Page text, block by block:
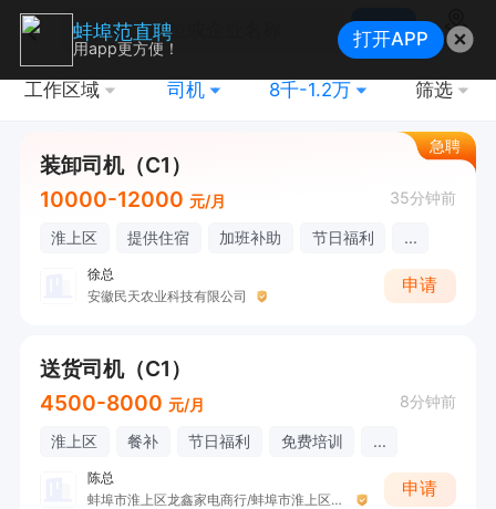
搜索
地图
工作区域 司机 8千-1.2万 筛选
急聘
装卸司机（C1）
10000-12000 元/月 35分钟前
淮上区 提供住宿 加班补助 节日福利 ...
徐总
安徽民天农业科技有限公司
申请
送货司机（C1）
4500-8000 元/月 8分钟前
淮上区 餐补 节日福利 免费培训 ...
陈总
蚌埠市淮上区龙鑫家电商行/蚌埠市淮上区悠冉养生馆
申请
蚌埠范直聘
用app更方便！ 打开APP